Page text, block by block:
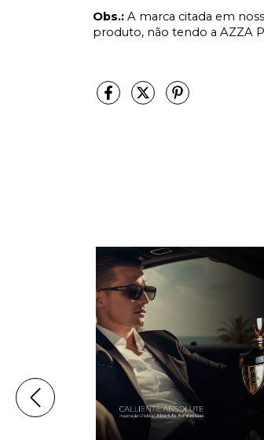
Obs.: A marca citada em
produto, não tendo a AZZA